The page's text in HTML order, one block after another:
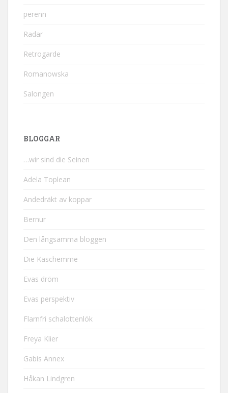
perenn
Radar
Retrogarde
Romanowska
Salongen
BLOGGAR
…wir sind die Seinen
Adela Toplean
Andedräkt av koppar
Bernur
Den långsamma bloggen
Die Kaschemme
Evas dröm
Evas perspektiv
Flarnfri schalottenlök
Freya Klier
Gabis Annex
Håkan Lindgren